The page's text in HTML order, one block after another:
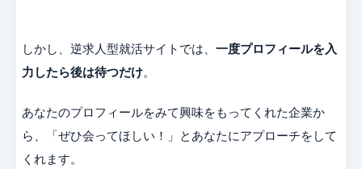
しかし、逆求人型就活サイトでは、 一度プロフィールを入
力したら後は待つだけ。
あなたのプロフィールをみて興味をもってくれた企業か
ら、「ぜひ会ってほしい！」とあなたにアプローチをして
くれます。